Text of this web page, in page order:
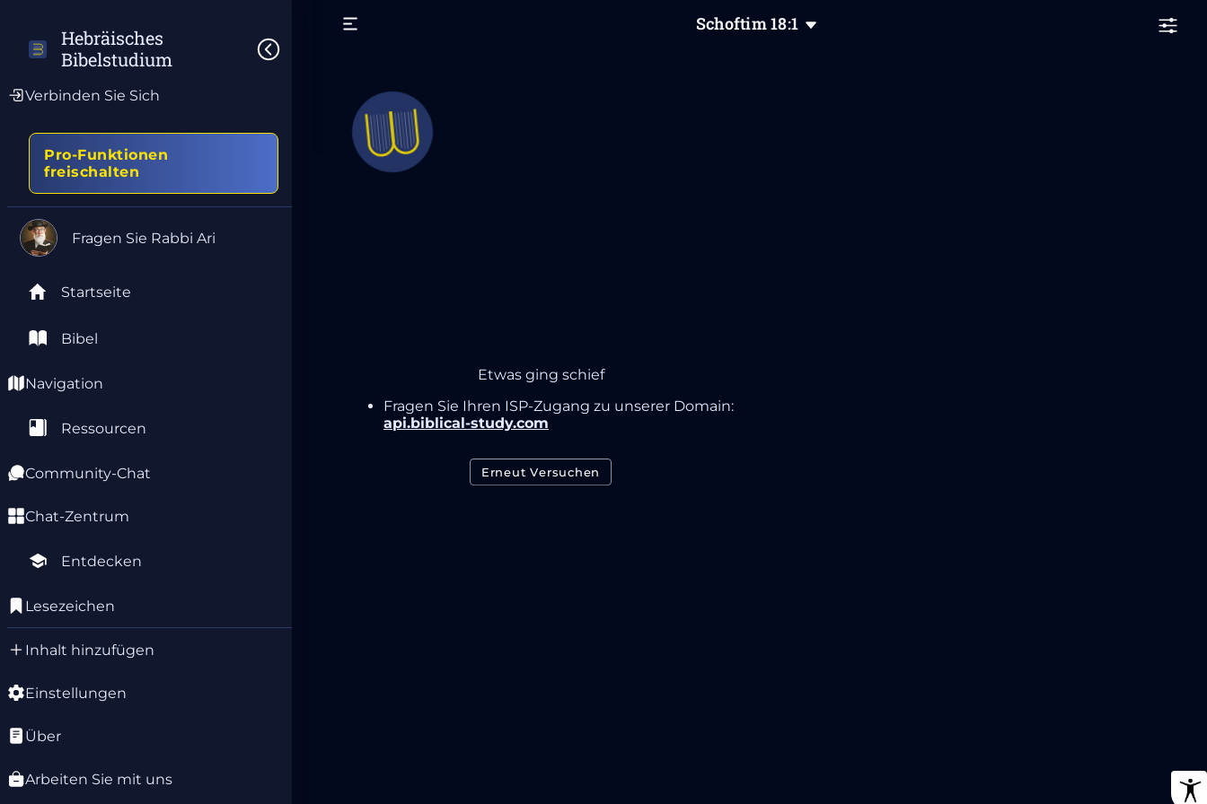
Hebräisches
Bibelstudium
Verbinden Sie Sich
Pro-Funktionen
freischalten
Fragen Sie Rabbi Ari
Startseite
Bibel
Navigation
Ressourcen
Community-Chat
Chat-Zentrum
Entdecken
Lesezeichen
Inhalt hinzufügen
Einstellungen
Über
Arbeiten Sie mit uns
Schoftim18:1
Etwas ging schief
Fragen Sie Ihren ISP-Zugang zu unserer Domain:
api.biblical-study.com
Erneut Versuchen